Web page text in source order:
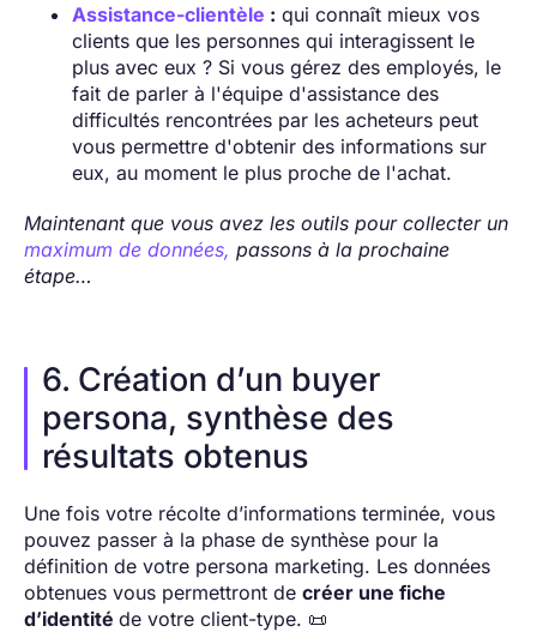
Assistance-clientèle : qui connaît mieux vos
clients que les personnes qui interagissent le
plus avec eux ? Si vous gérez des employés, le
fait de parler à l'équipe d'assistance des
difficultés rencontrées par les acheteurs peut
vous permettre d'obtenir des informations sur
eux, au moment le plus proche de l'achat.
Maintenant que vous avez les outils pour collecter un
maximum de données, passons à la prochaine
étape…
6. Création d’un buyer
persona, synthèse des
résultats obtenus
Une fois votre récolte d’informations terminée, vous
pouvez passer à la phase de synthèse pour la
définition de votre persona marketing. Les données
obtenues vous permettront de créer une fiche
d’identité de votre client-type. 📜